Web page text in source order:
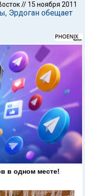
// 15 ноября 2011
Эрдоган обещает
в одном месте!